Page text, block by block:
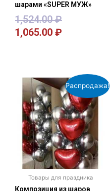
шарами «SUPER МУЖ»
1,524.00₽
1,065.00 ₽
Распродажа!
Товары для праздника
Композиция из шаров